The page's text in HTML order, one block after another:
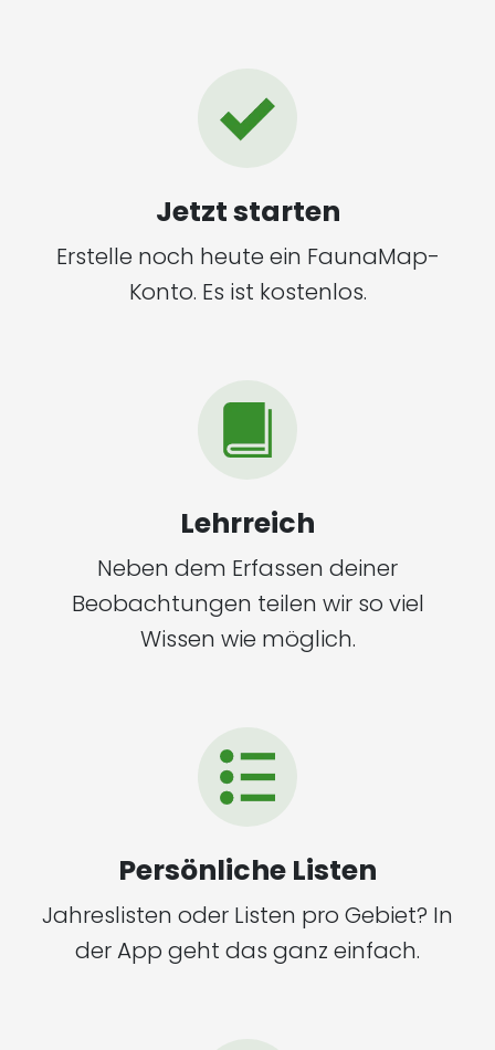
Jetzt starten
Erstelle noch heute ein FaunaMap-
Konto. Es ist kostenlos.
Lehrreich
Neben dem Erfassen deiner
Beobachtungen teilen wir so viel
Wissen wie möglich.
Persönliche Listen
Jahreslisten oder Listen pro Gebiet? In
der App geht das ganz einfach.